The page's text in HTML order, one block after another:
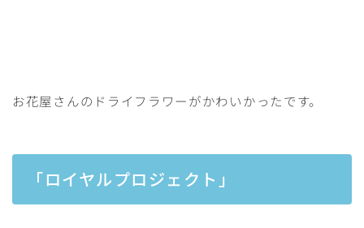
お花屋さんのドライフラワーがかわいかったです。
「ロイヤルプロジェクト」